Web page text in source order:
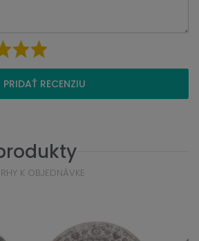
PRIDAŤ RECENZIU
K OBJEDNÁVKE